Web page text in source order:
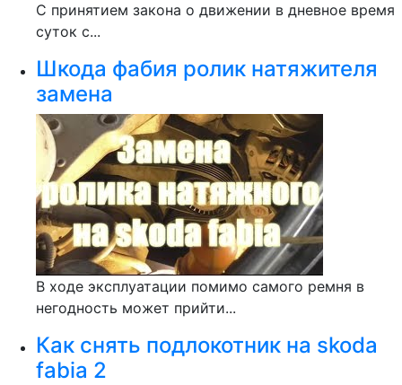
С принятием закона о движении в дневное время
суток с...
Шкода фабия ролик натяжителя
замена
В ходе эксплуатации помимо самого ремня в
негодность может прийти...
Как снять подлокотник на skoda
fabia 2